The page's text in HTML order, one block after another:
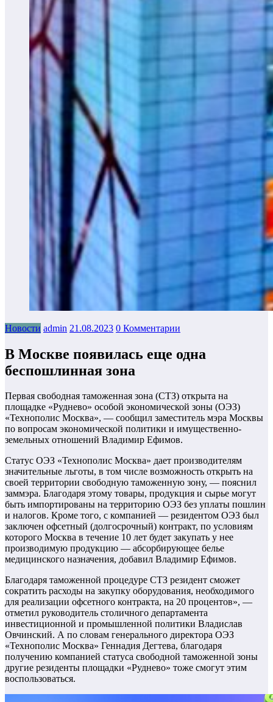
Новости admin 21.08.2023 0 Комментарии
В Москве появилась еще одна
беспошлинная зона
Первая свободная таможенная зона (СТЗ) открыта на
площадке «Руднево» особой экономической зоны (ОЭЗ)
«Технополис Москва», — сообщил заместитель мэра Москвы
по вопросам экономической политики и имущественно-
земельных отношений Владимир Ефимов.
Статус ОЭЗ «Технополис Москва» дает производителям
значительные льготы, в том числе возможность открыть на
своей территории свободную таможенную зону, — пояснил
заммэра. Благодаря этому товары, продукция и сырье могут
быть импортированы на территорию ОЭЗ без уплаты пошлин
и налогов. Кроме того, с компанией — резидентом ОЭЗ был
заключен офсетный (долгосрочный) контракт, по условиям
которого Москва в течение 10 лет будет закупать у нее
производимую продукцию — абсорбирующее белье
медицинского назначения, добавил Владимир Ефимов.
Благодаря таможенной процедуре СТЗ резидент сможет
сократить расходы на закупку оборудования, необходимого
для реализации офсетного контракта, на 20 процентов», —
отметил руководитель столичного департамента
инвестиционной и промышленной политики Владислав
Овчинский. А по словам генерального директора ОЭЗ
«Технополис Москва» Геннадия Дегтева, благодаря
получению компанией статуса свободной таможенной зоны
другие резиденты площадки «Руднево» тоже смогут этим
воспользоваться.